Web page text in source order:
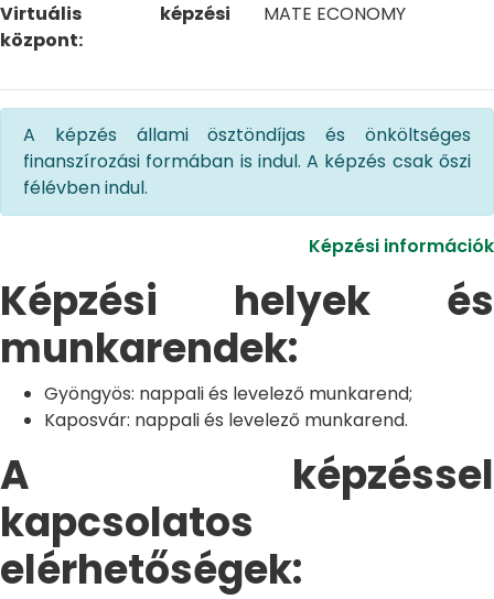
Virtuális képzési
központ:
MATE ECONOMY
A képzés állami ösztöndíjas és önköltséges
finanszírozási formában is indul. A képzés csak őszi
félévben indul.
Képzési információk
Képzési helyek és
munkarendek:
Gyöngyös: nappali és levelező munkarend;
Kaposvár: nappali és levelező munkarend.
A képzéssel
kapcsolatos
elérhetőségek: